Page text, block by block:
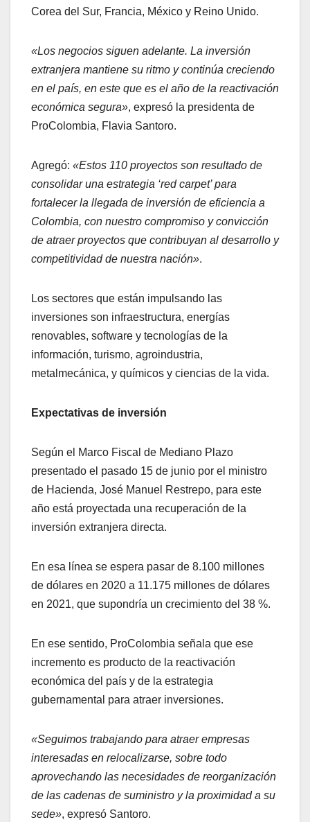
Corea del Sur, Francia, México y Reino Unido.
«Los negocios siguen adelante. La inversión
extranjera mantiene su ritmo y continúa creciendo
en el país, en este que es el año de la reactivación
económica segura», expresó la presidenta de
ProColombia, Flavia Santoro.
Agregó: «Estos 110 proyectos son resultado de
consolidar una estrategia ‘red carpet’ para
fortalecer la llegada de inversión de eficiencia a
Colombia, con nuestro compromiso y convicción
de atraer proyectos que contribuyan al desarrollo y
competitividad de nuestra nación».
Los sectores que están impulsando las
inversiones son infraestructura, energías
renovables, software y tecnologías de la
información, turismo, agroindustria,
metalmecánica, y químicos y ciencias de la vida.
Expectativas de inversión
Según el Marco Fiscal de Mediano Plazo
presentado el pasado 15 de junio por el ministro
de Hacienda, José Manuel Restrepo, para este
año está proyectada una recuperación de la
inversión extranjera directa.
En esa línea se espera pasar de 8.100 millones
de dólares en 2020 a 11.175 millones de dólares
en 2021, que supondría un crecimiento del 38 %.
En ese sentido, ProColombia señala que ese
incremento es producto de la reactivación
económica del país y de la estrategia
gubernamental para atraer inversiones.
«Seguimos trabajando para atraer empresas
interesadas en relocalizarse, sobre todo
aprovechando las necesidades de reorganización
de las cadenas de suministro y la proximidad a su
sede», expresó Santoro.